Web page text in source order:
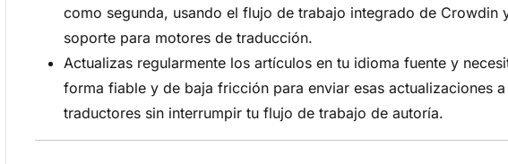
como segunda, usando el flujo de trabajo integrado de Crowdin
soporte para motores de traducción.
Actualizas regularmente los artículos en tu idioma fuente y
forma fiable y de baja fricción para enviar esas actualizaciones
traductores sin interrumpir tu flujo de trabajo de autoría.